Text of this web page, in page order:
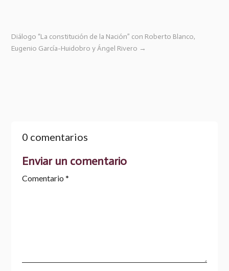
Diálogo “La constitución de la Nación” con Roberto Blanco,
Eugenio García-Huidobro y Ángel Rivero →
0 comentarios
Enviar un comentario
Comentario *